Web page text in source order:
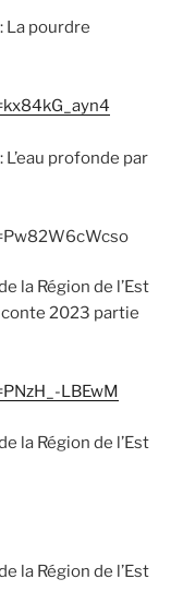
La pourdre
profonde par
la Région de l’Est
2023 partie
LBEwM
la Région de l’Est
la Région de l’Est